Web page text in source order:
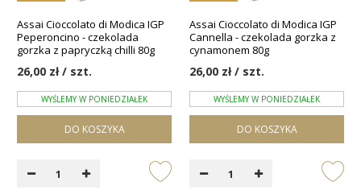
Assai Cioccolato di Modica IGP
Peperoncino - czekolada
gorzka z papryczką chilli 80g
26,00 zł / szt.
WYŚLEMY W PONIEDZIAŁEK
DO KOSZYKA
Assai Cioccolato di Modica IGP
Cannella - czekolada gorzka z
cynamonem 80g
26,00 zł / szt.
WYŚLEMY W PONIEDZIAŁEK
DO KOSZYKA